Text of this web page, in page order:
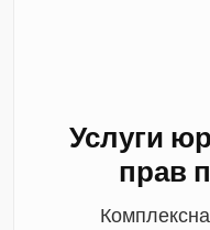
Услуги
прав